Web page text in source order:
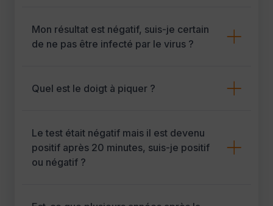
Mon résultat est négatif, suis-je certain
de ne pas être infecté par le virus ?
Quel est le doigt à piquer ?
Le test était négatif mais il est devenu
positif après 20 minutes, suis-je positif
ou négatif ?